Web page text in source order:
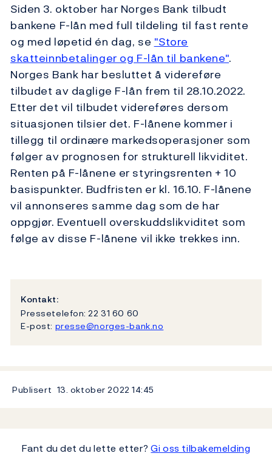
Siden 3. oktober har Norges Bank tilbudt
bankene F-lån med full tildeling til fast rente
og med løpetid én dag, se "Store
skatteinnbetalinger og F-lån til bankene".
Norges Bank har besluttet å videreføre
tilbudet av daglige F-lån frem til 28.10.2022.
Etter det vil tilbudet videreføres dersom
situasjonen tilsier det. F-lånene kommer i
tillegg til ordinære markedsoperasjoner som
følger av prognosen for strukturell likviditet.
Renten på F-lånene er styringsrenten + 10
basispunkter. Budfristen er kl. 16.10. F-lånene
vil annonseres samme dag som de har
oppgjør. Eventuell overskuddslikviditet som
følge av disse F-lånene vil ikke trekkes inn.
Kontakt:
Pressetelefon: 22 31 60 60
E-post: presse@norges-bank.no
Publisert 13. oktober 202214:45
Fant du det du lette etter?Gi oss tilbakemelding